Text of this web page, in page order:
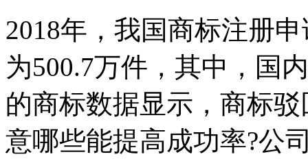
2018年，我国商标注册
为500.7万件，其中，国
的商标数据显示，商标
意哪些能提高成功率?公